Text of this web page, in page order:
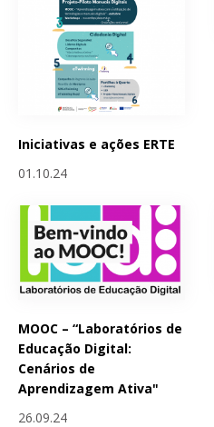
Iniciativas e ações ERTE
01.10.24
MOOC – “Laboratórios de
Educação Digital:
Cenários de
Aprendizagem Ativa"
26.09.24